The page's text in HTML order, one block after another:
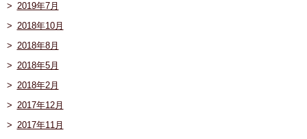
2019年7月
2018年10月
2018年8月
2018年5月
2018年2月
2017年12月
2017年11月